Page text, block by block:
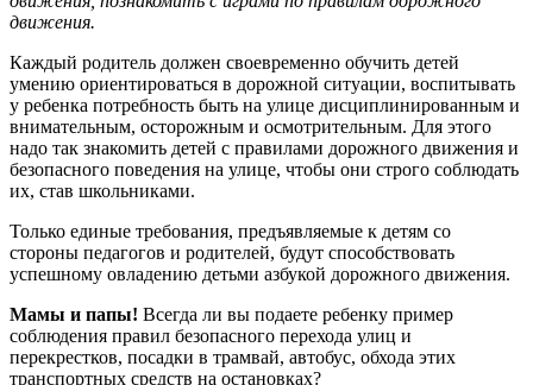
движения.
Каждый родитель должен своевременно обучить детей
умению ориентироваться в дорожной ситуации, воспитывать
у ребенка потребность быть на улице дисциплинированным и
внимательным, осторожным и осмотрительным. Для этого
надо так знакомить детей с правилами дорожного движения и
безопасного поведения на улице, чтобы они строго соблюдать
их, став школьниками.
Только единые требования, предъявляемые к детям со
стороны педагогов и родителей, будут способствовать
успешному овладению детьми азбукой дорожного движения.
Мамы и папы! Всегда ли вы подаете ребенку пример
соблюдения правил безопасного перехода улиц и
перекрестков, посадки в трамвай, автобус, обхода этих
транспортных средств на остановках?